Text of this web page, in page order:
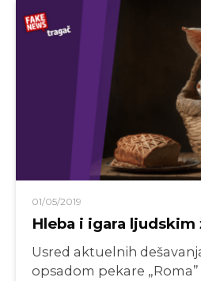
01/05/2019
Hleba i igara
Usred aktuelnih
opsadom pekare